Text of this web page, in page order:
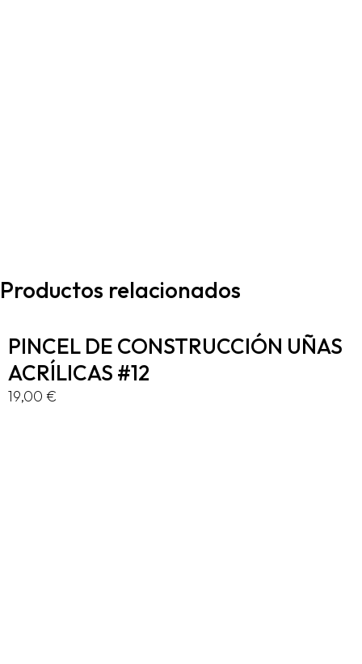
Productos relacionados
PINCEL DE CONSTRUCCIÓN UÑAS
ACRÍLICAS #12
19,00 €